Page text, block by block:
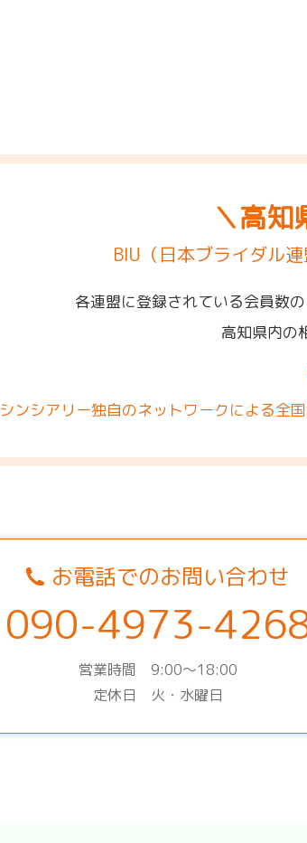
＼高知
BIU（日本ブライダル
各連盟に登録されている会員数の
高知県内の
シンシアリー独自のネットワークによる全
お電話でのお問い合わせ
090-4973-
営業時間 9:00～18:00
定休日 火・水曜日